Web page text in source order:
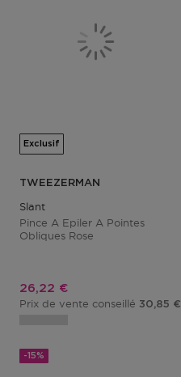
Exclusif
TWEEZERMAN
Slant
Pince A Epiler A Pointes
Obliques Rose
Prix promotionnel
26,22 €
Prix de vente conseillé 30,85 €
-15%